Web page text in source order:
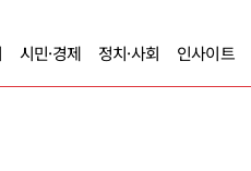
시민·경제 정치·사회 인사이트